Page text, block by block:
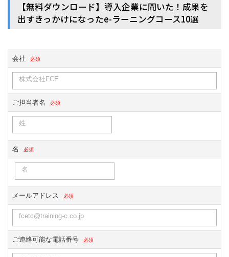
【無料ダウンロード】導入企業に聞いた！成果を
出すきっかけになったe-ラーニングコース10選